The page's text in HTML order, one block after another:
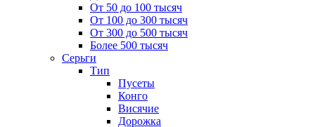
От 50 до 100 тысяч
От 100 до 300 тысяч
От 300 до 500 тысяч
Более 500 тысяч
Серьги
Тип
Пусеты
Конго
Висячие
Дорожка